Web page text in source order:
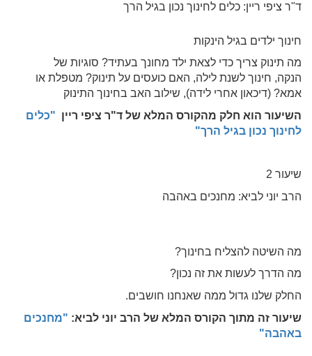
ד"ר ציפי ריין: כלים לחינוך נכון בגיל הרך
חינוך ילדים בגיל הינקות
מה תינוק צריך כדי לצאת ילד מחונך בעתיד? סוגיות של
הנקה, חינוך לשנת לילה, האם כועסים על תינוק? מטפלת או
אמא? (דיכאון אחרי לידה), שילוב האב בחינוך התינוק
השיעור הוא חלק מהקורס המלא של ד"ר ציפי ריין "כלים
לחינוך נכון בגיל הרך"
שיעור 2
הרב יוני לביא: מחנכים באהבה
מה השיטה להצליח בחינוך?
מה הדרך לעשות את זה נכון?
החלק שלנו גדול ממה שאנחנו חושבים.
שיעור זה מתוך הקורס המלא של הרב יוני לביא: "מחנכים
באהבה"